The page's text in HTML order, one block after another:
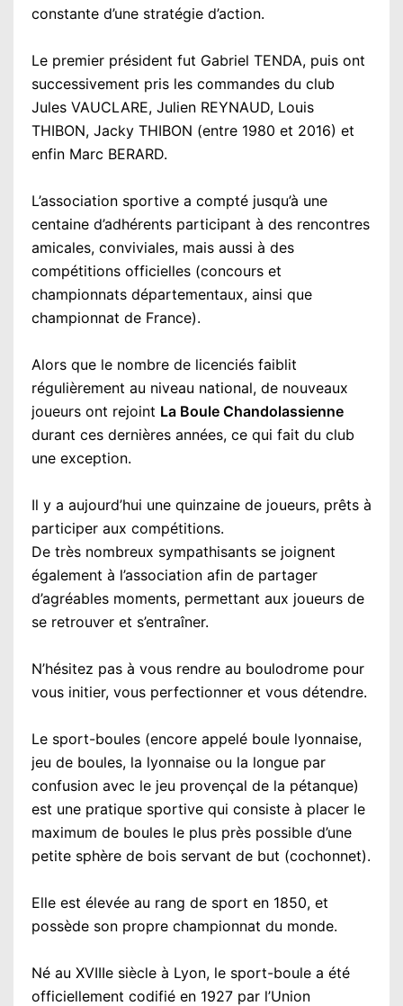
constante d’une stratégie d’action.
Le premier président fut Gabriel TENDA, puis ont
successivement pris les commandes du club
Jules VAUCLARE, Julien REYNAUD, Louis
THIBON, Jacky THIBON (entre 1980 et 2016) et
enfin Marc BERARD.
L’association sportive a compté jusqu’à une
centaine d’adhérents participant à des rencontres
amicales, conviviales, mais aussi à des
compétitions officielles (concours et
championnats départementaux, ainsi que
championnat de France).
Alors que le nombre de licenciés faiblit
régulièrement au niveau national, de nouveaux
joueurs ont rejoint La Boule Chandolassienne
durant ces dernières années, ce qui fait du club
une exception.
Il y a aujourd’hui une quinzaine de joueurs, prêts à
participer aux compétitions.
De très nombreux sympathisants se joignent
également à l’association afin de partager
d’agréables moments, permettant aux joueurs de
se retrouver et s’entraîner.
N’hésitez pas à vous rendre au boulodrome pour
vous initier, vous perfectionner et vous détendre.
Le sport-boules (encore appelé boule lyonnaise,
jeu de boules, la lyonnaise ou la longue par
confusion avec le jeu provençal de la pétanque)
est une pratique sportive qui consiste à placer le
maximum de boules le plus près possible d’une
petite sphère de bois servant de but (cochonnet).
Elle est élevée au rang de sport en 1850, et
possède son propre championnat du monde.
Né au XVIIIe siècle à Lyon, le sport-boule a été
officiellement codifié en 1927 par l’Union